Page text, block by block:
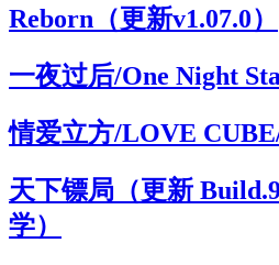
Reborn（更新v1.07.0）
一夜过后/One Night
情爱立方/LOVE
天下镖局（更新
学）